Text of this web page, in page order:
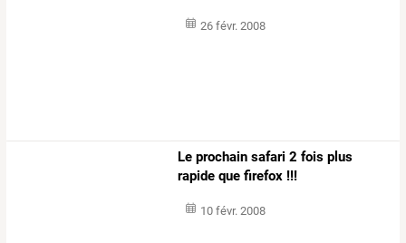
26 févr. 2008
Le prochain safari 2 fois plus
rapide que firefox !!!
10 févr. 2008